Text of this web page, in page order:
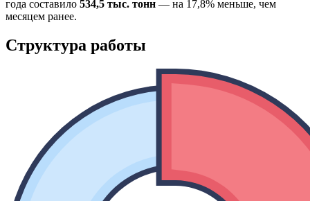
года составило 534,5 тыс. тонн — на 17,8% меньше, чем
месяцем ранее.
Структура работы